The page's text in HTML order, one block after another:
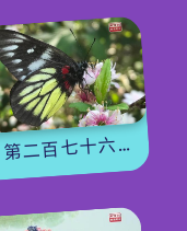
是愉快地學習和
。
合使用圓規、
第二百七十六集 - 【嘉賓來了】 蝴蝶專家